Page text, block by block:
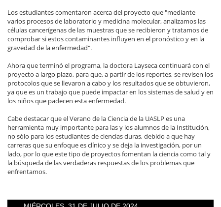
Los estudiantes comentaron acerca del proyecto que "mediante
varios procesos de laboratorio y medicina molecular, analizamos las
células cancerígenas de las muestras que se recibieron y tratamos de
comprobar si estos contaminantes influyen en el pronóstico y en la
gravedad de la enfermedad".
Ahora que terminó el programa, la doctora Layseca continuará con el
proyecto a largo plazo, para que, a partir de los reportes, se revisen los
protocolos que se llevaron a cabo y los resultados que se obtuvieron,
ya que es un trabajo que puede impactar en los sistemas de salud y en
los niños que padecen esta enfermedad.
Cabe destacar que el Verano de la Ciencia de la UASLP es una
herramienta muy importante para las y los alumnos de la Institución,
no sólo para los estudiantes de ciencias duras, debido a que hay
carreras que su enfoque es clínico y se deja la investigación, por un
lado, por lo que este tipo de proyectos fomentan la ciencia como tal y
la búsqueda de las verdaderas respuestas de los problemas que
enfrentamos.